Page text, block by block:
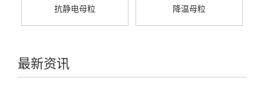
抗静电母粒 降温母粒
最新资讯